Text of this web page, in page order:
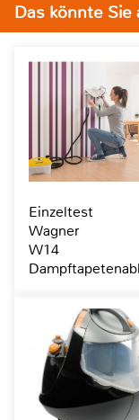
Das könnte
Einzeltest
Wagner
W14